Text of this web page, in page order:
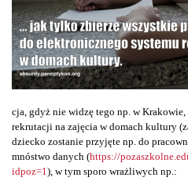
cja, gdyż nie widzę tego np. w
rekrutacji na zajęcia w domach kultury
dziecko zostanie przyjęte np. do
mnóstwo danych (https://
idpoz=1), w tym sporo wrażliwych np.: